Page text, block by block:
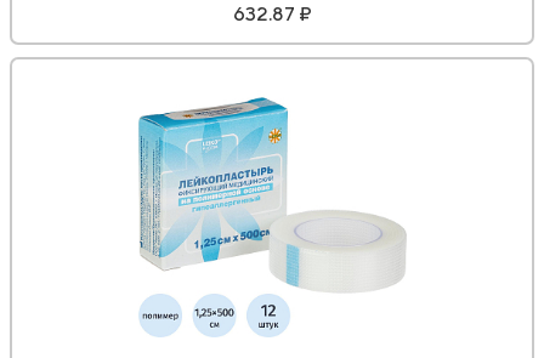
632.87 ₽